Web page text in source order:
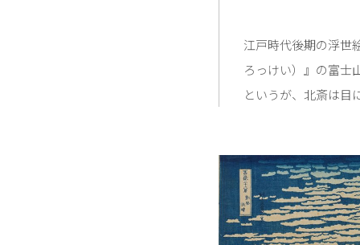
江戸時代後期の浮世
ろっけい）』の富士
というが、北斎は目